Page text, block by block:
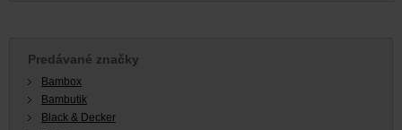
Predávané značky
Bambox
Bambutik
Black & Decker